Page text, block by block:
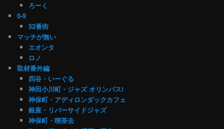
ろーく
0-9
52番街
マッチが無い
エオンタ
ロノ
取材番外編
四谷・いーぐる
神田小川町・ジャズ オリンパス!
神保町・アディロンダックカフェ
銀座・リバーサイドジャズ
神保町・喫茶去